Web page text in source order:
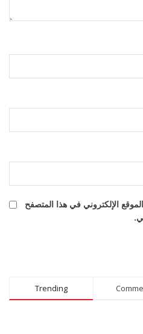
الإلكتروني في هذا المتصفح
Trending